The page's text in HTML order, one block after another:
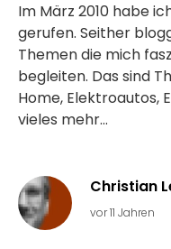
Im März 2010 habe
gerufen. Seither
Themen die mich
begleiten. Das sind
Home, Elektroautos,
vieles mehr...
Christian
vor 11 Jahren